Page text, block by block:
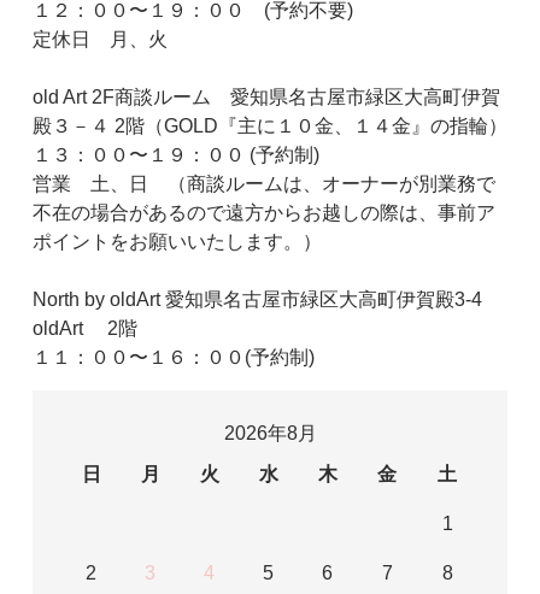
１２：００〜１９：００ (予約不要)
定休日 月、火
old Art 2F商談ルーム 愛知県名古屋市緑区大高町伊賀
殿３－４ 2階（GOLD『主に１０金、１４金』の指輪）
１３：００〜１９：００ (予約制)
営業 土、日 （商談ルームは、オーナーが別業務で
不在の場合があるので遠方からお越しの際は、事前ア
ポイントをお願いいたします。）
North by oldArt 愛知県名古屋市緑区大高町伊賀殿3-4
oldArt 2階
１１：００〜１６：００(予約制)
2026年8月
日
月 火 水 木 金 土
1
2 3 4 5 6 7 8